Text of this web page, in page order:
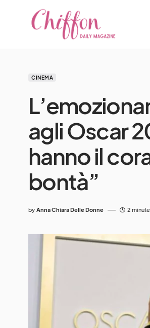
CINEMA
agli Oscar
hanno il
bontà”
by Anna Chiara Delle Donne 2